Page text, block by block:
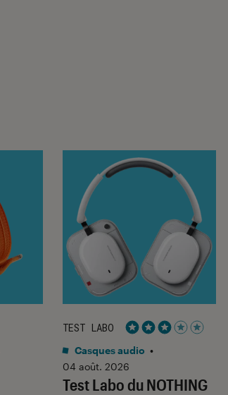
Test Labo du NOTHING
TEST LABO
Noté 3 étoiles sur 5
Casques audio •
04 août. 2026